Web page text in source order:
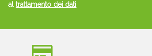
altrattamento dei dati